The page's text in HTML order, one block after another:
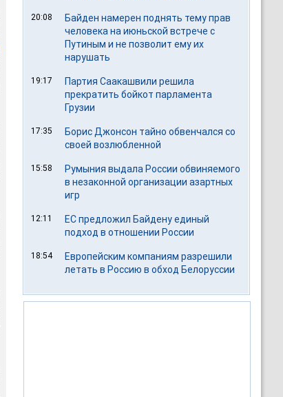
20:08
Байден намерен поднять тему прав
человека на июньской встрече с
Путиным и не позволит ему их
нарушать
19:17
Партия Саакашвили решила
прекратить бойкот парламента
Грузии
17:35
Борис Джонсон тайно обвенчался со
своей возлюбленной
15:58
Румыния выдала России обвиняемого
в незаконной организации азартных
игр
12:11
ЕС предложил Байдену единый
подход в отношении России
18:54
Европейским компаниям разрешили
летать в Россию в обход Белоруссии